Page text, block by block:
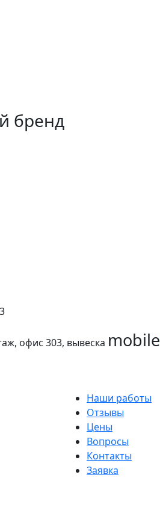
бренд
офис 303, вывеска mobile
Наши работы
Отзывы
Цены
Вопросы
Контакты
Заявка